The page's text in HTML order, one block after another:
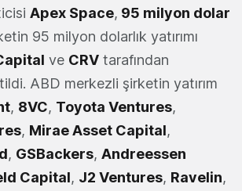
Apex Space, 95 milyon dolar
95 milyon dolarlık yatırımı
ve CRV tarafından
ABD merkezli şirketin yatırım
, 8VC, Toyota Ventures,
, Mirae Asset Capital,
, GSBackers, Andreessen
Capital, J2 Ventures, Ravelin,